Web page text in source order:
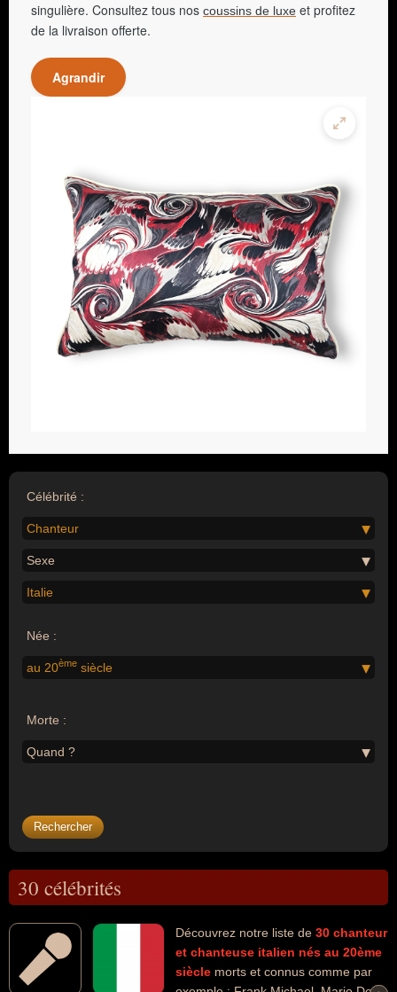
singulière. Consultez tous nos coussins de luxe et profitez
de la livraison offerte.
Agrandir
Célébrité :
Chanteur
Sexe
Italie
Née :
au 20ème siècle
Morte :
Quand ?
30 célébrités
Découvrez notre liste de 30 chanteur
et chanteuse italien nés au 20ème
siècle morts et connus comme par